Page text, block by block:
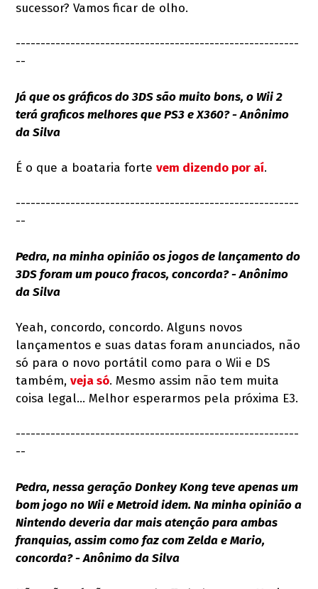
sucessor? Vamos ficar de olho.
---------------------------------------------------------
--
Já que os gráficos do 3DS são muito bons, o Wii 2
terá graficos melhores que PS3 e X360? - Anônimo
da Silva
É o que a boataria fortevem dizendo por aí.
---------------------------------------------------------
--
Pedra, na minha opinião os jogos de lançamento do
3DS foram um pouco fracos, concorda? - Anônimo
da Silva
Yeah, concordo, concordo. Alguns novos
lançamentos e suas datas foram anunciados, não
só para o novo portátil como para o Wii e DS
também,veja só. Mesmo assim não tem muita
coisa legal... Melhor esperarmos pela próxima E3.
---------------------------------------------------------
--
Pedra, nessa geração Donkey Kong teve apenas um
bom jogo no Wii e Metroid idem. Na minha opinião a
Nintendo deveria dar mais atenção para ambas
franquias, assim como faz com Zelda e Mario,
concorda? - Anônimo da Silva